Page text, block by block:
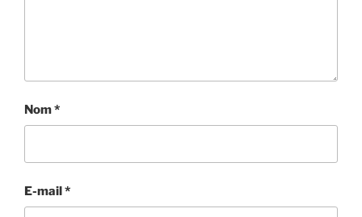
Nom*
E-mail*